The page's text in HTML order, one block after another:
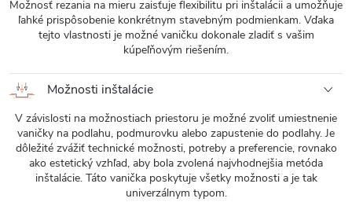
Možnosť rezania na mieru zaisťuje flexibilitu pri inštalácii a umožňuje
ľahké prispôsobenie konkrétnym stavebným podmienkam. Vďaka
tejto vlastnosti je možné vaničku dokonale zladiť s vašim
kúpeľňovým riešením.
Možnosti inštalácie
V závislosti na možnostiach priestoru je možné zvoliť umiestnenie
vaničky na podlahu, podmurovku alebo zapustenie do podlahy. Je
dôležité zvážiť technické možnosti, potreby a preferencie, rovnako
ako estetický vzhľad, aby bola zvolená najvhodnejšia metóda
inštalácie. Táto vanička poskytuje všetky možnosti a je tak
univerzálnym typom.